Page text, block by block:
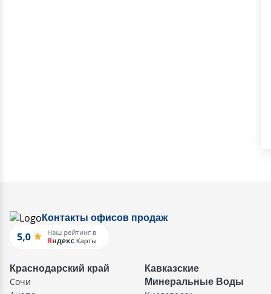
Контакты офисов продаж
Краснодарский край
Сочи
Кавказские
Минеральные Воды